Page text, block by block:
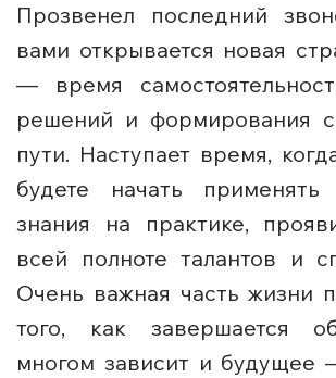
Прозвенел последний
вами открывается новая
— время
решений и формирования
пути. Наступает время,
будете начать применять
знания на практике,
всей полноте талантов и
Очень важная часть жизни
того, как завершается
многом зависит и будущее